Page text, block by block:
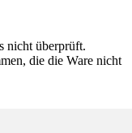
nicht überprüft.
die die Ware nicht